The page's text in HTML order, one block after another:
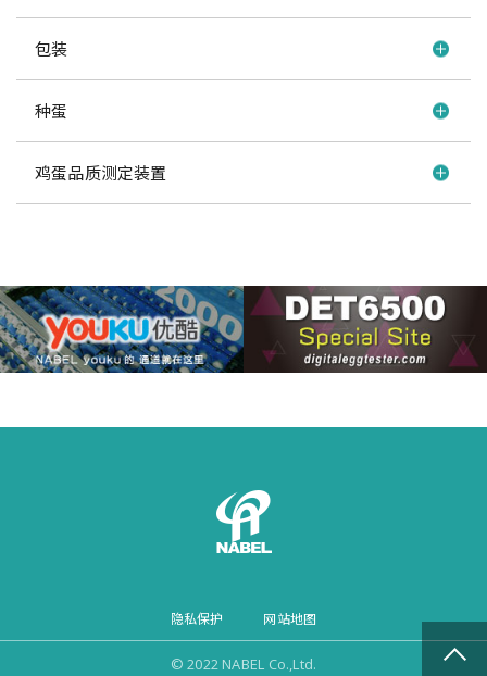
包装
种蛋
鸡蛋品质测定装置
隐私保护 网站地图
© 2022 NABEL Co.,Ltd.